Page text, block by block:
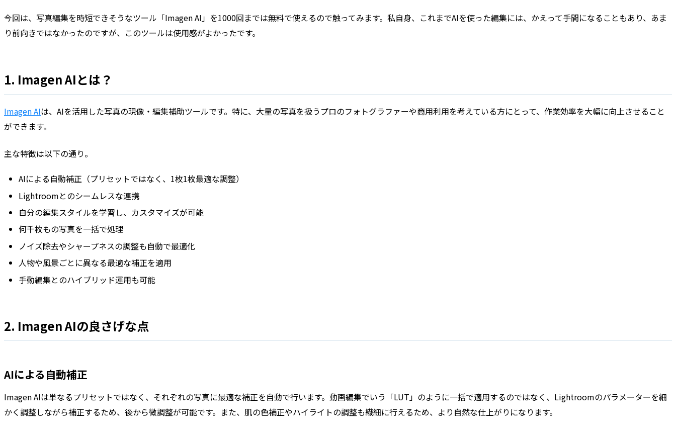
今回は、写真編集を時短できそうなツール「Imagen AI」を1000回までは無料で使えるので触ってみます。私自身、これまでAIを使った編集には、かえって手間になることもあり、あま
り前向きではなかったのですが、このツールは使用感がよかったです。
1. Imagen AIとは？
Imagen AIは、AIを活用した写真の現像・編集補助ツールです。特に、大量の写真を扱うプロのフォトグラファーや商用利用を考えている方にとって、作業効率を大幅に向上させること
ができます。
主な特徴は以下の通り。
AIによる自動補正（プリセットではなく、1枚1枚最適な調整）
Lightroomとのシームレスな連携
自分の編集スタイルを学習し、カスタマイズが可能
何千枚もの写真を一括で処理
ノイズ除去やシャープネスの調整も自動で最適化
人物や風景ごとに異なる最適な補正を適用
手動編集とのハイブリッド運用も可能
2. Imagen AIの良さげな点
AIによる自動補正
Imagen AIは単なるプリセットではなく、それぞれの写真に最適な補正を自動で行います。動画編集でいう「LUT」のように一括で適用するのではなく、Lightroomのパラメーターを細
かく調整しながら補正するため、後から微調整が可能です。また、肌の色補正やハイライトの調整も繊細に行えるため、より自然な仕上がりになります。